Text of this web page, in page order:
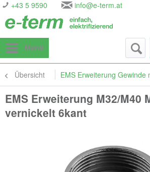
+43 5 9590 info@e-term.at
Menü
Übersicht EMS Erweiterung Gewinde
EMS Erweiterung M32/M40
vernickelt 6kant